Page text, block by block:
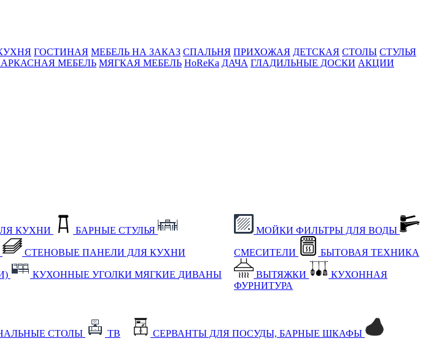
ГОСТИНАЯ МЕБЕЛЬ НА ЗАКАЗ СПАЛЬНЯ ПРИХОЖАЯ ДЕТСКАЯ СТОЛЫ СТУЛЬЯ
МЕБЕЛЬ МЯГКАЯ МЕБЕЛЬ HoReKa ДАЧА ГЛАДИЛЬНЫЕ ДОСКИ АКЦИИ
КУХНИ БАРНЫЕ СТУЛЬЯ
СТЕНОВЫЕ ПАНЕЛИ ДЛЯ КУХНИ
КУХОННЫЕ УГОЛКИ МЯГКИЕ ДИВАНЫ
МОЙКИ ФИЛЬТРЫ ДЛЯ ВОДЫ
СМЕСИТЕЛИ БЫТОВАЯ ТЕХНИКА
ВЫТЯЖКИ
КУХОННАЯ
ФУРНИТУРА
СТОЛЫ ТВ СЕРВАНТЫ ДЛЯ ПОСУДЫ, БАРНЫЕ ШКАФЫ